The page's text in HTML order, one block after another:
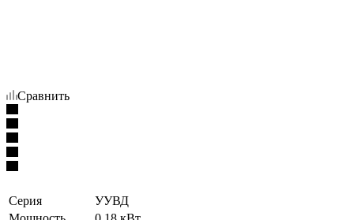
Сравнить
Серия
УУВД